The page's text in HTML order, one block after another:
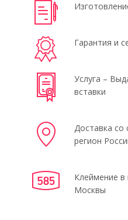
Гарантия и
Услуга –
вставки
Доставка со
регион
Клеймение в
Москвы